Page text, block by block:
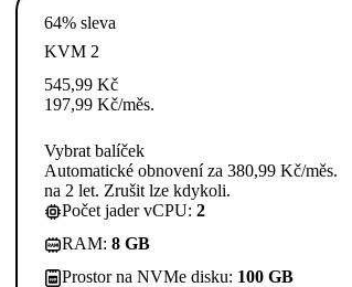
64% sleva
KVM 2
545,99 Kč
197,99 Kč/měs.
Vybrat balíček
Automatické obnovení za 380,99 Kč/měs.
na 2 let. Zrušit lze kdykoli.
Počet jader vCPU: 2
RAM: 8 GB
Prostor na NVMe disku: 100 GB